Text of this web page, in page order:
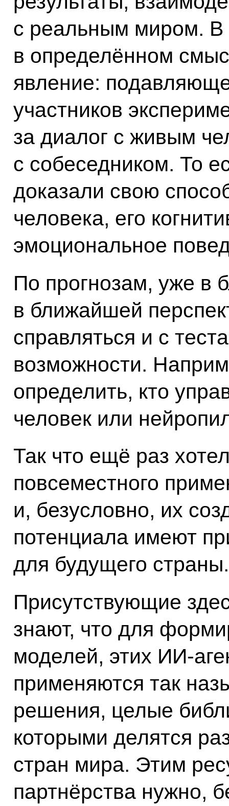
с реальным миром. В
в определённом
явление:
участников
за диалог с живым
с собеседником. То
доказали свою
человека, его
эмоциональное
По прогнозам, уже
в ближайшей
справляться и с
возможности.
определить, кто
человек или
Так что ещё раз
повсеместного
и, безусловно, их
потенциала имеют
для будущего страны.
Присутствующие
знают, что для
моделей, этих ИИ-
применяются так
решения, целые
которыми делятся
стран мира. Этим
партнёрства нужно,